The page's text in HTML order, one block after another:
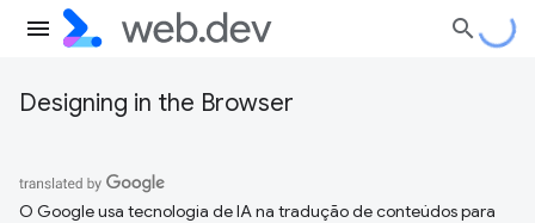
Designing in the Browser
O Google usa tecnologia de IA na tradução de conteúdos para